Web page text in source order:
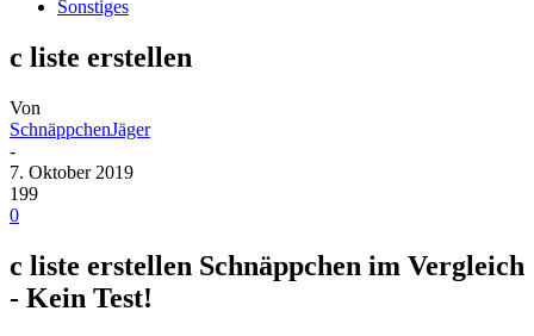
Sonstiges
c liste erstellen
Von
SchnäppchenJäger
-
7. Oktober 2019
199
0
c liste erstellen Schnäppchen im Vergleich
- Kein Test!